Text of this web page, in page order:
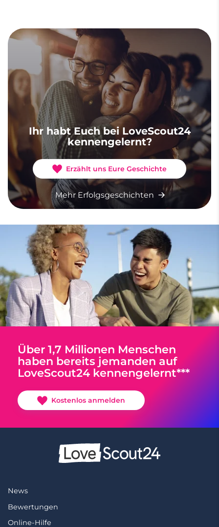
Ihr habt Euch bei LoveScout24
kennengelernt?
Erzählt uns Eure Geschichte
Mehr Erfolgsgeschichten
Über 1,7 Millionen Menschen
haben bereits jemanden auf
LoveScout24 kennengelernt***
Kostenlos anmelden
News
Bewertungen
Online-Hilfe